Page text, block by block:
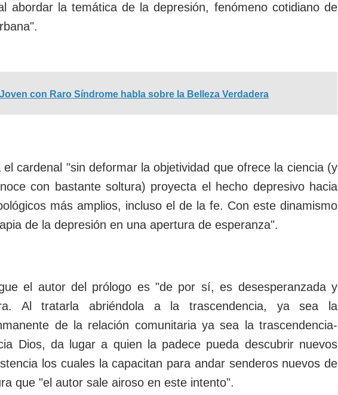
abordar la temática de la depresión, fenómeno cotidiano de
Joven con Raro Síndrome habla sobre la Belleza Verdadera
el cardenal "sin deformar la objetividad que ofrece la ciencia (y
con bastante soltura) proyecta el hecho depresivo hacia
más amplios, incluso el de la fe. Con este dinamismo
de la depresión en una apertura de esperanza".
el autor del prólogo es "de por sí, es desesperanzada y
Al tratarla abriéndola a la trascendencia, ya sea la
de la relación comunitaria ya sea la trascendencia-
Dios, da lugar a quien la padece pueda descubrir nuevos
los cuales la capacitan para andar senderos nuevos de
que "el autor sale airoso en este intento".